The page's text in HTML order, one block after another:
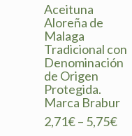
Aceituna
Aloreña de
Malaga
Tradicional con
Denominación
de Origen
Protegida.
Marca Brabur
2,71€– 5,75€